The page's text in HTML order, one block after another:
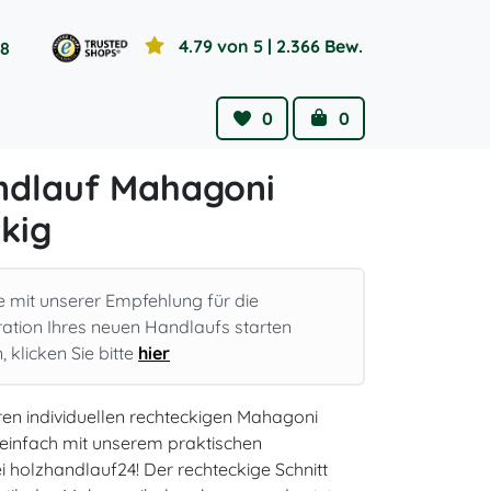
4.79 von 5 | 2.366 Bew.
Wishlist
0
Cart
0
Mahagoni
mit unserer Empfehlung für die
Ihres neuen Handlaufs starten
klicken Sie bitte hier
individuellen rechteckigen Mahagoni
mit unserem praktischen
holzhandlauf24! Der rechteckige Schnitt